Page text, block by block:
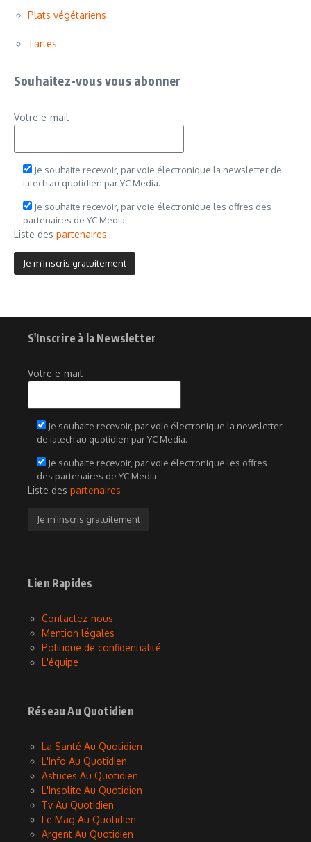
Plats végétariens
Tartes
Souhaitez-vous vous abonner
Votre e-mail
Je souhaite recevoir, par voie électronique la newsletter de
iatech au quotidien par YC Media.
Je souhaite recevoir, par voie électronique les offres des
partenaires de YC Media
Liste des partenaires
S'Inscrire à la Newsletter
Votre e-mail
Je souhaite recevoir, par voie électronique la newsletter
de iatech au quotidien par YC Media.
Je souhaite recevoir, par voie électronique les offres
des partenaires de YC Media
Liste des partenaires
Lien Rapides
Contactez-nous
Mention légales
Politique de confidentialité
L'équipe
Réseau Au Quotidien
La Santé Au Quotidien
L'Info Au Quotidien
Astuces Au Quotidien
L'Insolite Au Quotidien
Tv Au Quotidien
Le Mag Au Quotidien
Argent Au Quotidien